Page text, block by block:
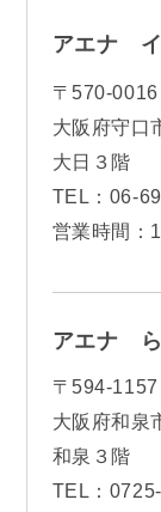
アエナ イ
〒570-0016
大阪府守
大日３階
TEL：06-
営業時間：
アエナ ら
〒594-1157
大阪府和泉
和泉３階
TEL：